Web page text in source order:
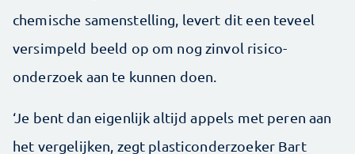
chemische samenstelling, levert dit een teveel
versimpeld beeld op om nog zinvol risico-
onderzoek aan te kunnen doen.
‘Je bent dan eigenlijk altijd appels met peren aan
het vergelijken, zegt plasticonderzoeker Bart